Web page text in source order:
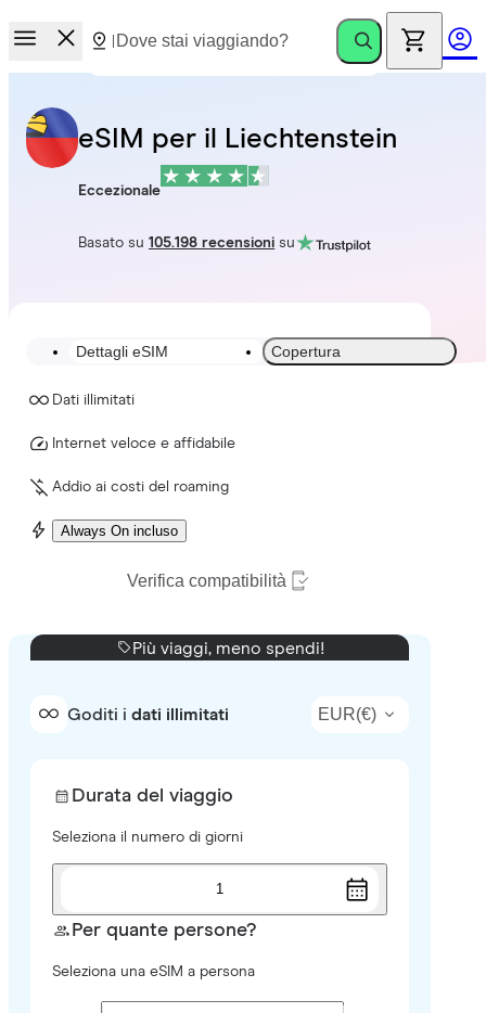
eSIM per il Liechtenstein
Eccezionale
Basato su105.198 recensioni su
Dettagli eSIM Copertura
Dati illimitati
Internet veloce e affidabile
Addio ai costi del roaming
Always On incluso
Verifica compatibilità
Più viaggi, meno spendi!
Goditi i dati illimitati EUR(€)
Durata del viaggio
Seleziona il numero di giorni
1
Per quante persone?
Seleziona una eSIM a persona